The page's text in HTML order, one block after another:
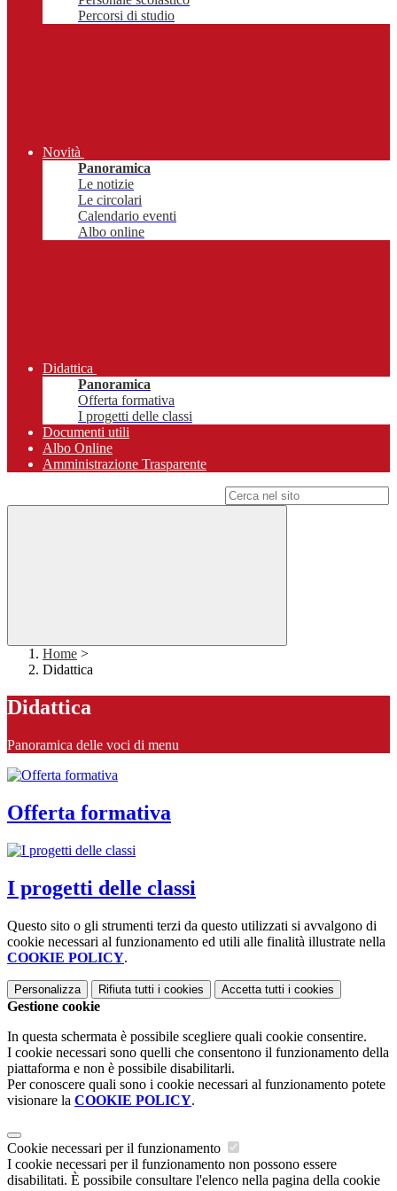
Percorsi di studio
Novità
Panoramica
Le notizie
Le circolari
Calendario eventi
Albo online
Didattica
Panoramica
Offerta formativa
I progetti delle classi
Documenti utili
Albo Online
Amministrazione Trasparente
Home >
Didattica
Didattica
Panoramica delle voci di menu
Offerta formativa
I progetti delle classi
Questo sito o gli strumenti terzi da questo utilizzati si avvalgono di
cookie necessari al funzionamento ed utili alle finalità illustrate nella
COOKIE POLICY.
Personalizza Rifiuta tutti i cookies Accetta tutti i cookies
Gestione cookie
In questa schermata è possibile scegliere quali cookie consentire.
I cookie necessari sono quelli che consentono il funzionamento della
piattaforma e non è possibile disabilitarli.
Per conoscere quali sono i cookie necessari al funzionamento potete
visionare la COOKIE POLICY.
Cookie necessari per il funzionamento
I cookie necessari per il funzionamento non possono essere
disabilitati. È possibile consultare l'elenco nella pagina della cookie